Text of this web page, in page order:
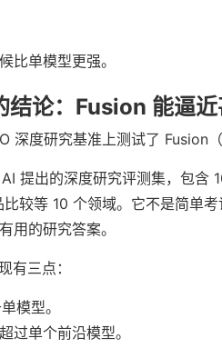
比单模型更强。
论：Fusion 能逼近
深度研究基准上测试了 Fusion（
提出的深度研究评测集，包含
较等 10 个领域。它不是简单
用的研究答案。
有三点：
模型。
过单个前沿模型。